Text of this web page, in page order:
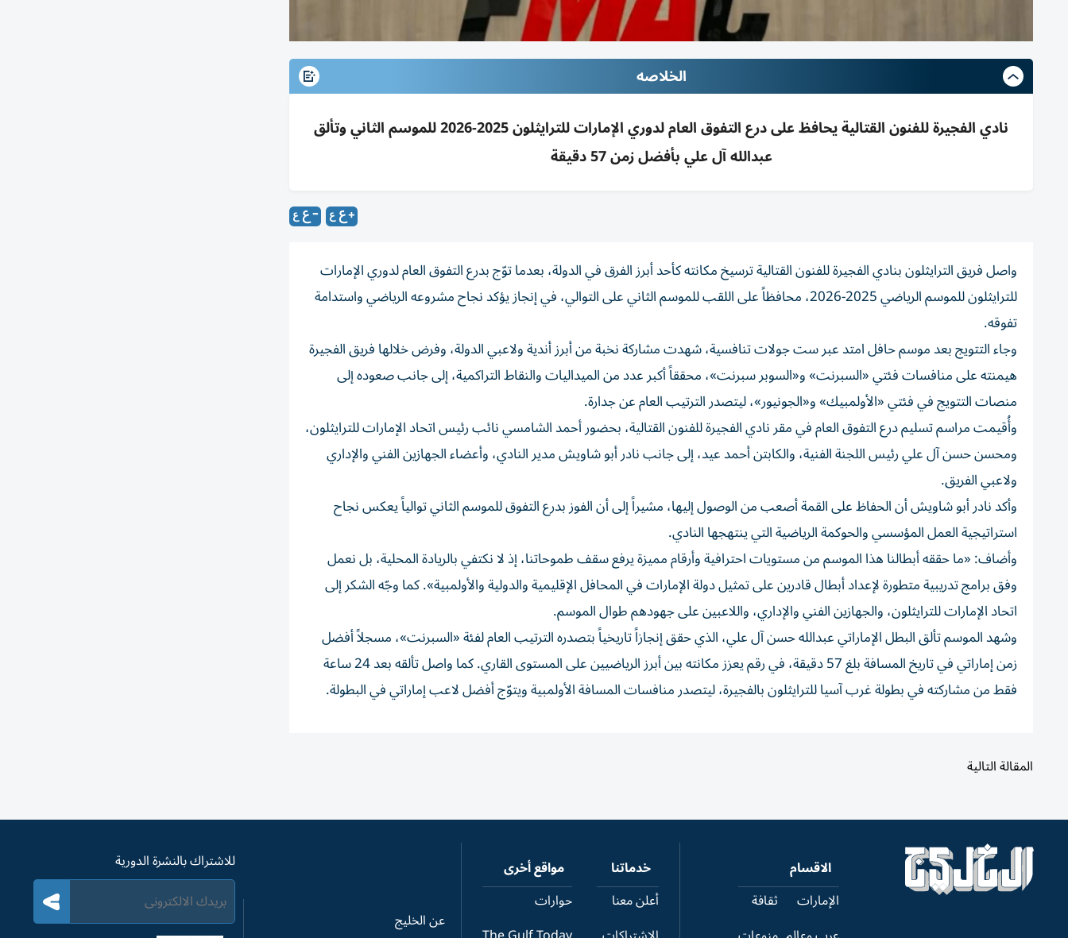
الخلاصه
نادي الفجيرة للفنون القتالية يحافظ على درع التفوق العام لدوري الإمارات للترايثلون 2025-2026 للموسم الثاني وتألق
عبدالله آل علي بأفضل زمن 57 دقيقة
واصل فريق الترايثلون بنادي الفجيرة للفنون القتالية ترسيخ مكانته كأحد أبرز الفرق في الدولة، بعدما توّج بدرع التفوق العام لدوري الإمارات
للترايثلون للموسم الرياضي 2025-2026، محافظاً على اللقب للموسم الثاني على التوالي، في إنجاز يؤكد نجاح مشروعه الرياضي واستدامة
تفوقه.
وجاء التتويج بعد موسم حافل امتد عبر ست جولات تنافسية، شهدت مشاركة نخبة من أبرز أندية ولاعبي الدولة، وفرض خلالها فريق الفجيرة
هيمنته على منافسات فئتي «السبرنت» و«السوبر سبرنت»، محققاً أكبر عدد من الميداليات والنقاط التراكمية، إلى جانب صعوده إلى
منصات التتويج في فئتي «الأولمبيك» و«الجونيور»، ليتصدر الترتيب العام عن جدارة.
وأُقيمت مراسم تسليم درع التفوق العام في مقر نادي الفجيرة للفنون القتالية، بحضور أحمد الشامسي نائب رئيس اتحاد الإمارات للترايثلون،
ومحسن حسن آل علي رئيس اللجنة الفنية، والكابتن أحمد عيد، إلى جانب نادر أبو شاويش مدير النادي، وأعضاء الجهازين الفني والإداري
ولاعبي الفريق.
وأكد نادر أبو شاويش أن الحفاظ على القمة أصعب من الوصول إليها، مشيراً إلى أن الفوز بدرع التفوق للموسم الثاني توالياً يعكس نجاح
استراتيجية العمل المؤسسي والحوكمة الرياضية التي ينتهجها النادي.
وأضاف: «ما حققه أبطالنا هذا الموسم من مستويات احترافية وأرقام مميزة يرفع سقف طموحاتنا، إذ لا نكتفي بالريادة المحلية، بل نعمل
وفق برامج تدريبية متطورة لإعداد أبطال قادرين على تمثيل دولة الإمارات في المحافل الإقليمية والدولية والأولمبية». كما وجّه الشكر إلى
اتحاد الإمارات للترايثلون، والجهازين الفني والإداري، واللاعبين على جهودهم طوال الموسم.
وشهد الموسم تألق البطل الإماراتي عبدالله حسن آل علي، الذي حقق إنجازاً تاريخياً بتصدره الترتيب العام لفئة «السبرنت»، مسجلاً أفضل
زمن إماراتي في تاريخ المسافة بلغ 57 دقيقة، في رقم يعزز مكانته بين أبرز الرياضيين على المستوى القاري. كما واصل تألقه بعد 24 ساعة
فقط من مشاركته في بطولة غرب آسيا للترايثلون بالفجيرة، ليتصدر منافسات المسافة الأولمبية ويتوّج أفضل لاعب إماراتي في البطولة.
المقالة التالية
الاقسام
الإمارات
ثقافة
خدماتنا
أعلن معنا
مواقع أخرى
حوارات
عن الخليج
للاشتراك بالنشرة الدورية